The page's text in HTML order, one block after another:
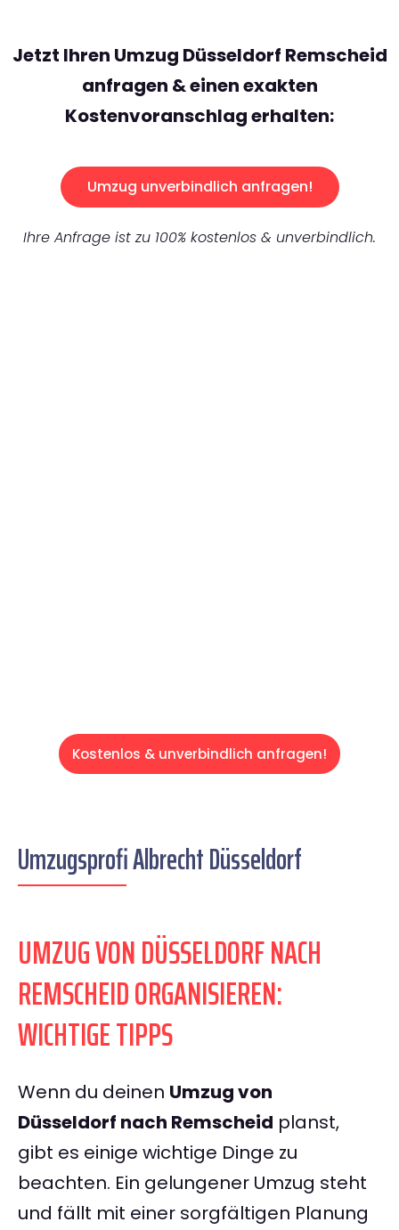
Jetzt Ihren Umzug Düsseldorf Remscheid
anfragen & einen exakten
Kostenvoranschlag erhalten:
Umzug unverbindlich anfragen!
Ihre Anfrage ist zu 100% kostenlos & unverbindlich.
Kostenlos & unverbindlich anfragen!
Umzugsprofi Albrecht Düsseldorf
UMZUG VON DÜSSELDORF NACH
REMSCHEID ORGANISIEREN:
WICHTIGE TIPPS
Wenn du deinen Umzug von
Düsseldorf nach Remscheid planst,
gibt es einige wichtige Dinge zu
beachten. Ein gelungener Umzug steht
und fällt mit einer sorgfältigen Planung